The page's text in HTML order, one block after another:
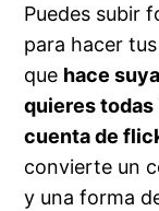
Puedes subir
para hacer
que hace
quieres todas
cuenta de
convierte un
y una forma